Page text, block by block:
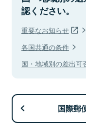
認ください。
重要なお知らせ
各国共通の条件
国・地域別の差出可
国際郵